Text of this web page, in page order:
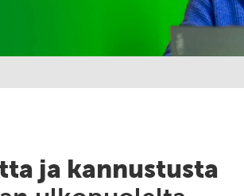
ja kannustusta